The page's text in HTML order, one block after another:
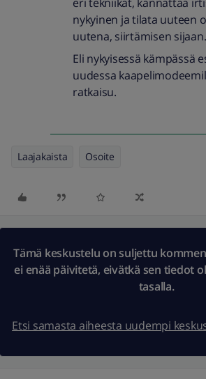
nykyinen ja tilata uuteen
uutena, siirtämisen sijaan.
Eli nykyisessä kämpässä
uudessa
ratkaisu.
Laajakaista Osoite
Tämä keskustelu on suljettu
ei enää päivitetä, eivätkä sen tiedot
tasalla.
Etsi samasta aiheesta uudempi